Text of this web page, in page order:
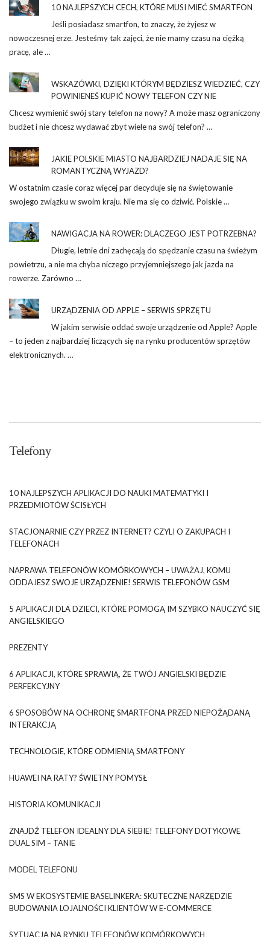
10 NAJLEPSZYCH CECH, KTÓRE MUSI MIEĆ SMARTFON
Jeśli posiadasz smartfon, to znaczy, że żyjesz w
nowoczesnej erze. Jesteśmy tak zajęci, że nie mamy czasu na ciężką
pracę, ale …
WSKAZÓWKI, DZIĘKI KTÓRYM BĘDZIESZ WIEDZIEĆ, CZY
POWINIENEŚ KUPIĆ NOWY TELEFON CZY NIE
Chcesz wymienić swój stary telefon na nowy? A może masz ograniczony
budżet i nie chcesz wydawać zbyt wiele na swój telefon? …
JAKIE POLSKIE MIASTO NAJBARDZIEJ NADAJE SIĘ NA
ROMANTYCZNĄ WYJAZD?
W ostatnim czasie coraz więcej par decyduje się na świętowanie
swojego związku w swoim kraju. Nie ma się co dziwić. Polskie …
NAWIGACJA NA ROWER: DLACZEGO JEST POTRZEBNA?
Długie, letnie dni zachęcają do spędzanie czasu na świeżym
powietrzu, a nie ma chyba niczego przyjemniejszego jak jazda na
rowerze. Zarówno …
URZĄDZENIA OD APPLE – SERWIS SPRZĘTU
W jakim serwisie oddać swoje urządzenie od Apple? Apple
– to jeden z najbardziej liczących się na rynku producentów sprzętów
elektronicznych. …
Telefony
10 NAJLEPSZYCH APLIKACJI DO NAUKI MATEMATYKI I
PRZEDMIOTÓW ŚCISŁYCH
STACJONARNIE CZY PRZEZ INTERNET? CZYLI O ZAKUPACH I
TELEFONACH
NAPRAWA TELEFONÓW KOMÓRKOWYCH – UWAŻAJ, KOMU
ODDAJESZ SWOJE URZĄDZENIE! SERWIS TELEFONÓW GSM
5 APLIKACJI DLA DZIECI, KTÓRE POMOGĄ IM SZYBKO NAUCZYĆ SIĘ
ANGIELSKIEGO
PREZENTY
6 APLIKACJI, KTÓRE SPRAWIĄ, ŻE TWÓJ ANGIELSKI BĘDZIE
PERFEKCYJNY
6 SPOSOBÓW NA OCHRONĘ SMARTFONA PRZED NIEPOŻĄDANĄ
INTERAKCJĄ
TECHNOLOGIE, KTÓRE ODMIENIĄ SMARTFONY
HUAWEI NA RATY? ŚWIETNY POMYSŁ
HISTORIA KOMUNIKACJI
ZNAJDŹ TELEFON IDEALNY DLA SIEBIE! TELEFONY DOTYKOWE
DUAL SIM – TANIE
MODEL TELEFONU
SMS W EKOSYSTEMIE BASELINKERA: SKUTECZNE NARZĘDZIE
BUDOWANIA LOJALNOŚCI KLIENTÓW W E-COMMERCE
SYTUACJA NA RYNKU TELEFONÓW KOMÓRKOWYCH